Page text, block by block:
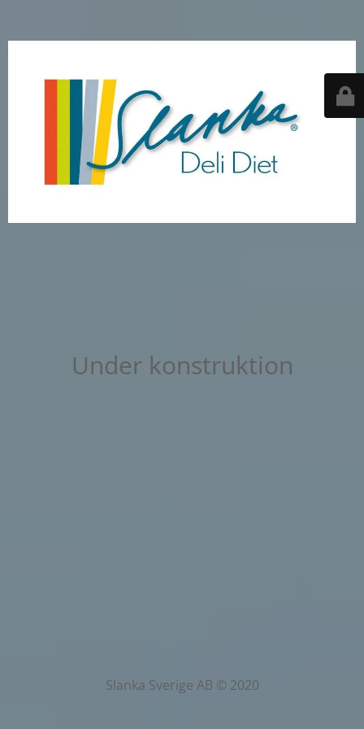
Under konstruktion
Slanka Sverige AB © 2020